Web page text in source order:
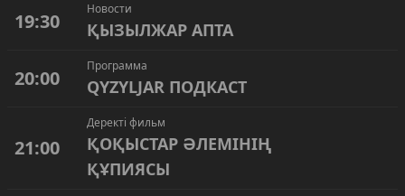
19:30
Новости
ҚЫЗЫЛЖАР АПТА
20:00
Программа
QYZYLJAR ПОДКАСТ
21:00
Деректі фильм
ҚОҚЫСТАР ӘЛЕМІНІҢ
ҚҰПИЯСЫ